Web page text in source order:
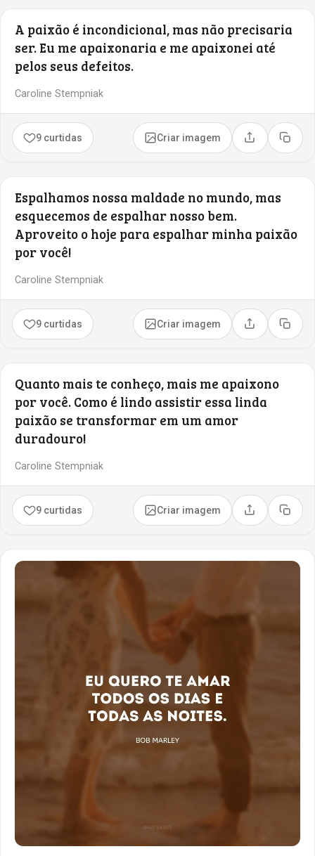
A paixão é incondicional, mas não precisaria
ser. Eu me apaixonaria e me apaixonei até
pelos seus defeitos.
Caroline Stempniak
9 curtidas Criar imagem Compartilhar
Copiar
Espalhamos nossa maldade no mundo, mas
esquecemos de espalhar nosso bem.
Aproveito o hoje para espalhar minha paixão
por você!
Caroline Stempniak
9 curtidas Criar imagem Compartilhar
Copiar
Quanto mais te conheço, mais me apaixono
por você. Como é lindo assistir essa linda
paixão se transformar em um amor
duradouro!
Caroline Stempniak
9 curtidas Criar imagem Compartilhar
Copiar